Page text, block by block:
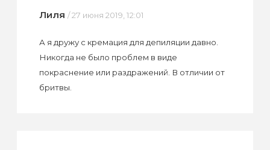
Лиля / 27 июня 2019, 12:01
А я дружу с кремация для депиляции давно.
Никогда не было проблем в виде
покраснение или раздражений. В отличии от
бритвы.